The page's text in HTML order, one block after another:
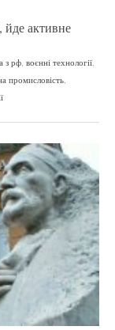
йде активне
з рф, воєнні технології,
промисловість,